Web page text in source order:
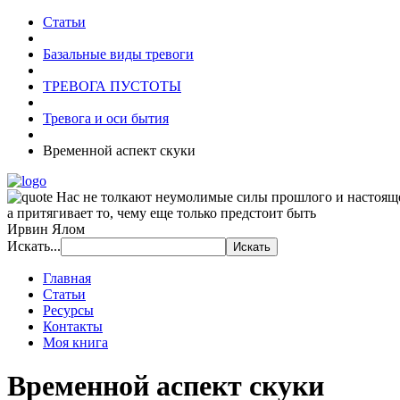
Статьи
Базальные виды тревоги
ТРЕВОГА ПУСТОТЫ
Тревога и оси бытия
Временной аспект скуки
Нас не толкают неумолимые силы прошлого и
а притягивает то, чему еще только предстоит быть
Ирвин Ялом
Искать...
Главная
Статьи
Ресурсы
Контакты
Моя книга
Временной аспект скуки